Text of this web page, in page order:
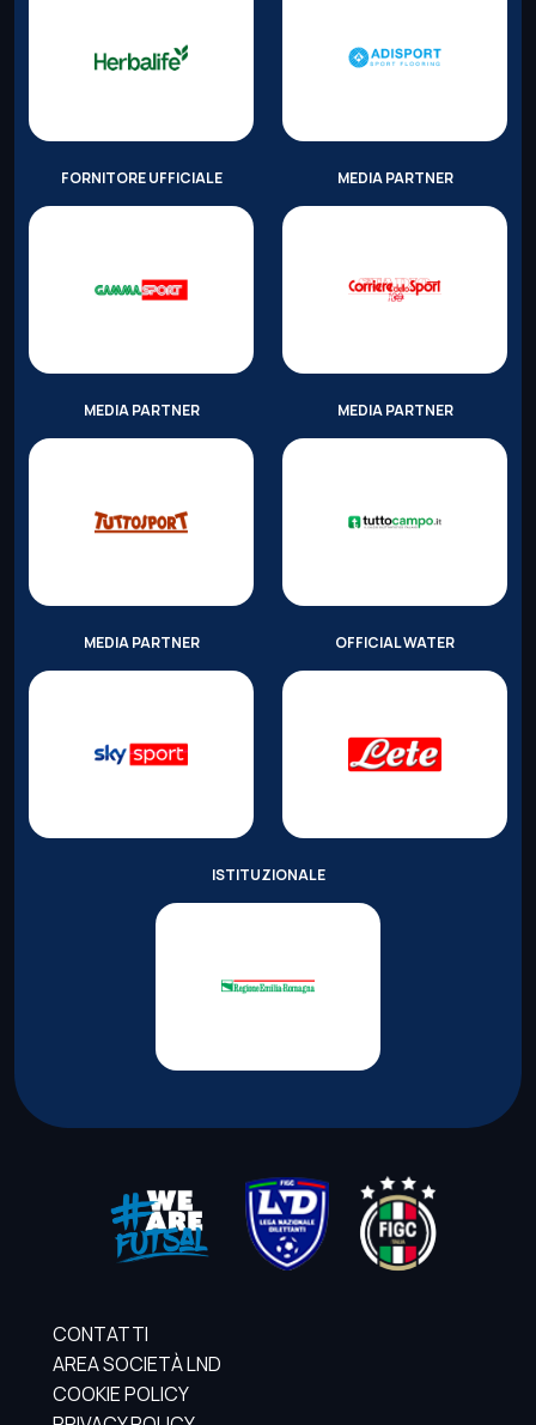
FORNITORE UFFICIALE MEDIA PARTNER
MEDIA PARTNER MEDIA PARTNER
MEDIA PARTNER OFFICIAL WATER
ISTITUZIONALE
CONTATTI
AREA SOCIETÀ LND
COOKIE POLICY